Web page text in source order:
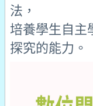
法，
培養學生自主
探究的能力。